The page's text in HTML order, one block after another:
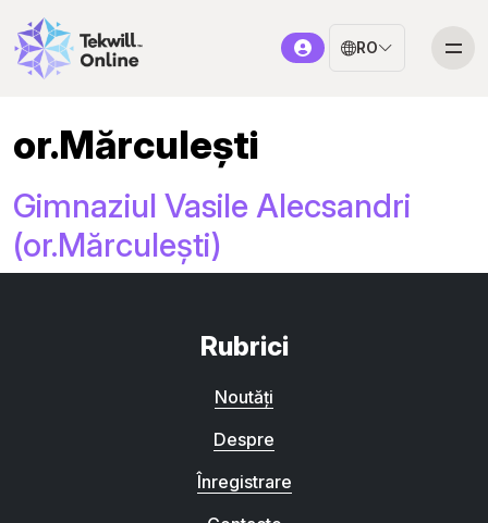
RO
or.Mărculești
Gimnaziul Vasile Alecsandri
(or.Mărculești)
Rubrici
Noutăți
Despre
Înregistrare